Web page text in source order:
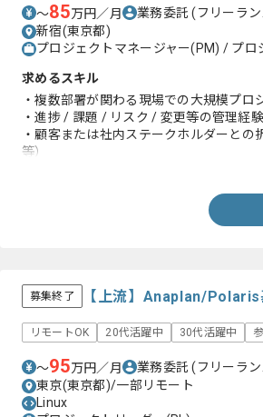
〜85万円／月 業務委託(フリーラン
新宿(東京都)
プロジェクトマネージャー(PM) / プ
求めるスキル
・複数部署が関わる現場での大規模プ
・進捗 / 課題 / リスク / 変更等の管理経
・顧客または社内ステークホルダーと
等）
募集終了 【上流】Anaplan/
リモートOK 20代活躍中 30代活躍中
〜95万円／月 業務委託(フリーラン
東京(東京都)/一部リモート
Linux